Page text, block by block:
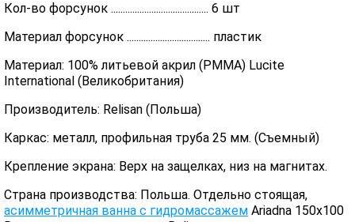
Кол-во форсунок ......................................... 6 шт
Материал форсунок ................................... пластик
Материал: 100% литьевой акрил (PMMA) Lucite
International (Великобритания)
Производитель: Relisan (Польша)
Каркас: металл, профильная труба 25 мм. (Съемный)
Крепление экрана: Верх на защелках, низ на магнитах.
Страна производства: Польша. Отдельно стоящая,
асимметричная ванна с гидромассажем Ariadna 150х100